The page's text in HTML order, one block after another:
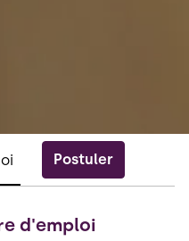
Postuler
d'emploi